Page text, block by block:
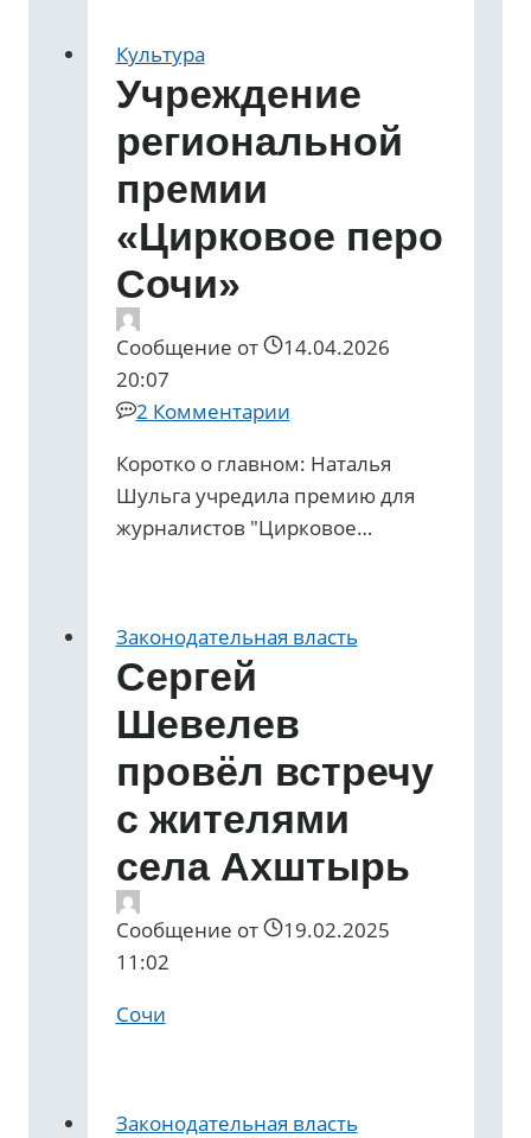
Культура
Учреждение
региональной
премии
«Цирковое перо
Сочи»
Сообщение от
14.04.2026
20:07
2 Комментарии
Коротко о главном: Наталья
Шульга учредила премию для
журналистов "Цирковое…
Законодательная власть
Сергей
Шевелев
провёл встречу
с жителями
села Ахштырь
Сообщение от
19.02.2025
11:02
Сочи
Законодательная власть